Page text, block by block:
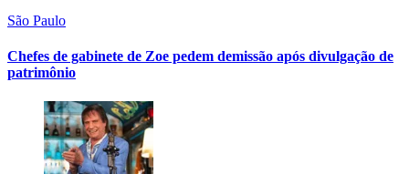
São Paulo
Chefes de gabinete de Zoe pedem demissão após divulgação de
patrimônio